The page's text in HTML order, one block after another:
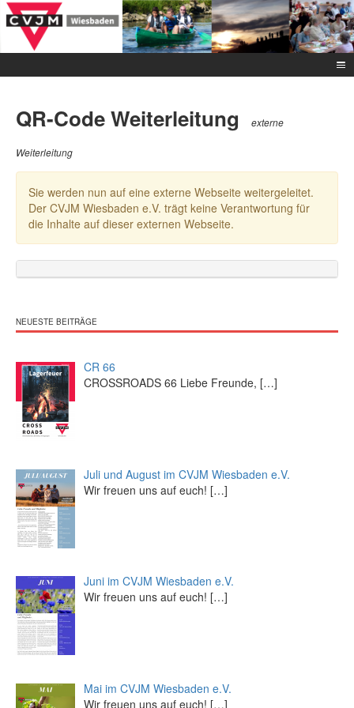
QR-Code Weiterleitung externe
Weiterleitung
Sie werden nun auf eine externe Webseite weitergeleitet.
Der CVJM Wiesbaden e.V. trägt keine Verantwortung für
die Inhalte auf dieser externen Webseite.
NEUESTE BEITRÄGE
CR 66
CROSSROADS 66 Liebe Freunde, […]
Juli und August im CVJM Wiesbaden e.V.
Wir freuen uns auf euch! […]
Juni im CVJM Wiesbaden e.V.
Wir freuen uns auf euch! […]
Mai im CVJM Wiesbaden e.V.
Wir freuen uns auf euch! […]